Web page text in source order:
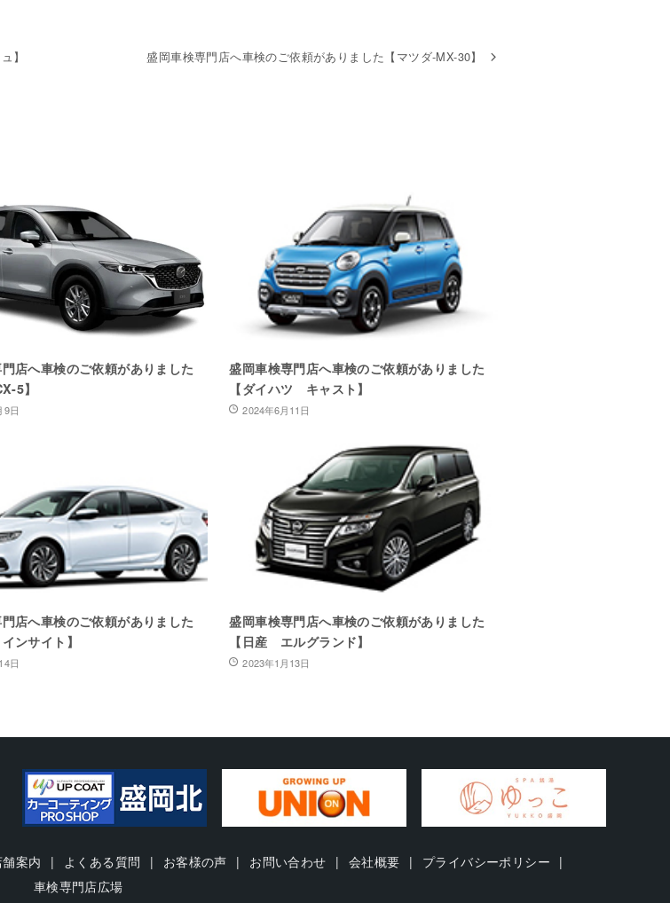
】 盛岡車検専門店へ車検のご依頼がありました【マツダ-MX-30】
店へ車検のご依頼がありました
5】
9日
盛岡車検専門店へ車検のご依頼がありました
【ダイハツ キャスト】
2024年6月11日
店へ車検のご依頼がありました
ンサイト】
日
盛岡車検専門店へ車検のご依頼がありました
【日産 エルグランド】
2023年1月13日
舗案内 よくある質問 お客様の声 お問い合わせ 会社概要
プライバシーポリシー
車検専門店広場